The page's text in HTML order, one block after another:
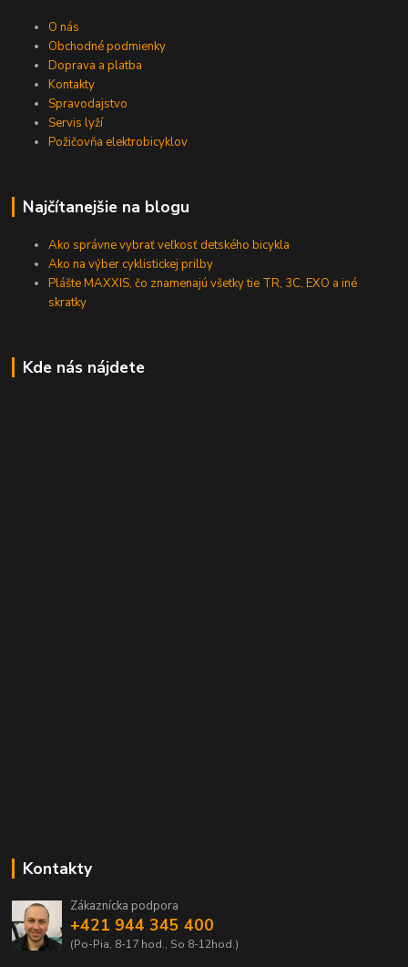
O nás
Obchodné podmienky
Doprava a platba
Kontakty
Spravodajstvo
Servis lyží
Požičovňa elektrobicyklov
Najčítanejšie na blogu
Ako správne vybrať veľkosť detského bicykla
Ako na výber cyklistickej prilby
Plášte MAXXIS, čo znamenajú všetky tie TR, 3C, EXO a iné
skratky
Kde nás nájdete
Kontakty
Zákaznícka podpora
+421 944 345 400
(Po-Pia, 8-17 hod., So 8-12hod.)